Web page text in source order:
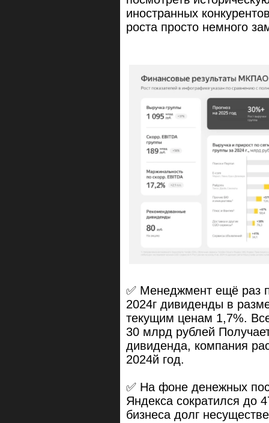
иностранных
роста просто немного
✅ Менеджмент ещё раз
2024г дивиденды в
текущим ценам 1,7%.
30 млрд рублей
дивиденда, компания
2024й год.
✅ На фоне денежных
Яндекса сократился до
бизнеса долг